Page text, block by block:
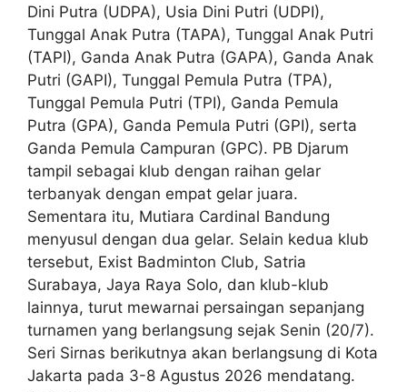
Dini Putra (UDPA), Usia Dini Putri (UDPI),
Tunggal Anak Putra (TAPA), Tunggal Anak Putri
(TAPI), Ganda Anak Putra (GAPA), Ganda Anak
Putri (GAPI), Tunggal Pemula Putra (TPA),
Tunggal Pemula Putri (TPI), Ganda Pemula
Putra (GPA), Ganda Pemula Putri (GPI), serta
Ganda Pemula Campuran (GPC). PB Djarum
tampil sebagai klub dengan raihan gelar
terbanyak dengan empat gelar juara.
Sementara itu, Mutiara Cardinal Bandung
menyusul dengan dua gelar. Selain kedua klub
tersebut, Exist Badminton Club, Satria
Surabaya, Jaya Raya Solo, dan klub-klub
lainnya, turut mewarnai persaingan sepanjang
turnamen yang berlangsung sejak Senin (20/7).
Seri Sirnas berikutnya akan berlangsung di Kota
Jakarta pada 3-8 Agustus 2026 mendatang.